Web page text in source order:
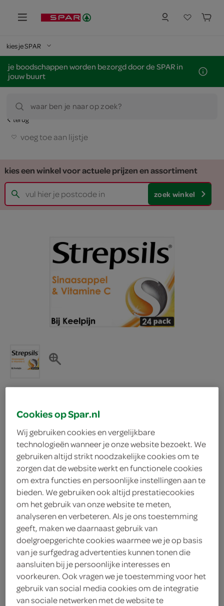
kies je SPAR
je boodschappen worden bezorgd door de SPAR in
jouw buurt
waar ben je naar op zoek?
terug
voeg toe aan lijstje
kies een winkel voor actuele prijzen en assortiment
zoek winkel
Strepsils sinaasapppel
en vitamine c
Strepsils
8.
59
24 Stuks
Let op: aanbiedingen zijn niet zichtbaar bij de
producten, maar worden wél automatisch
verwerkt in de winkelmand.
Cookies op Spar.nl
Wij gebruiken cookies en vergelijkbare
technologieën wanneer je onze website bezoekt. We
gebruiken altijd strikt noodzakelijke cookies om te
zorgen dat de website werkt en functionele cookies
om extra functies en persoonlijke instellingen aan te
bieden. We gebruiken ook altijd prestatiecookies
om het gebruik van onze website te meten,
analyseren en verbeteren. Als je ons toestemming
geeft, maken we daarnaast gebruik van
doelgroepgerichte cookies waarmee we je op basis
van je surfgedrag advertenties kunnen tonen die
aansluiten bij je persoonlijke interesses en
voorkeuren. Ook vragen we je toestemming voor het
gebruik van social media cookies om de integratie
van sociale netwerken met de website te